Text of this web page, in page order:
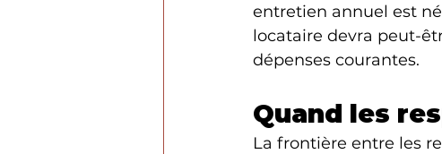
entretien annuel est
locataire devra peut-
dépenses courantes.
Quand les
La frontière entre les